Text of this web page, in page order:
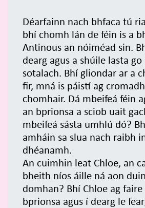
Déarfainn nach bhfaca tú
bhí chomh lán de féin is a
Antinous an nóiméad sin.
dearg agus a shúile lasta
sotalach. Bhí gliondar ar a
fir, mná is páistí ag
chomhair. Dá mbeifeá féin
an bprionsa a sciob uait
mbeifeá sásta umhlú dó?
amháin sa slua nach raibh
dhéanamh.
An cuimhin leat Chloe, an
bheith níos áille ná aon
domhan? Bhí Chloe ag faire
bprionsa agus í dearg le